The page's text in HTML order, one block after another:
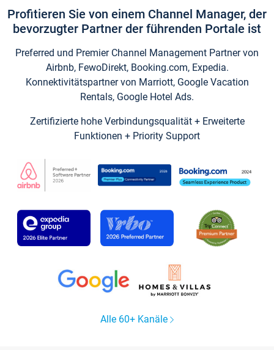
Profitieren Sie von einem Channel Manager, der
bevorzugter Partner der führenden Portale ist
Preferred und Premier Channel Management Partner von
Airbnb, FewoDirekt, Booking.com, Expedia.
Konnektivitätspartner von Marriott, Google Vacation
Rentals, Google Hotel Ads.
Zertifizierte hohe Verbindungsqualität + Erweiterte
Funktionen + Priority Support
Alle 60+ Kanäle